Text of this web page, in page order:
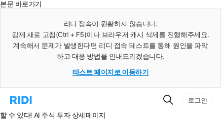
본문 바로가기
리디 접속이 원활하지 않습니다.
강제 새로 고침(Ctrl + F5)이나 브라우저 캐시 삭제를 진행해주세요.
계속해서 문제가 발생한다면 리디 접속 테스트를 통해 원인을 파악
하고 대응 방법을 안내드리겠습니다.
테스트 페이지로 이동하기
리
홈
검
로그인
할 수 있다! AI 주식 투자 상세페이지